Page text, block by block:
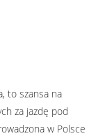
to szansa na
za jazdę pod
w Polsce